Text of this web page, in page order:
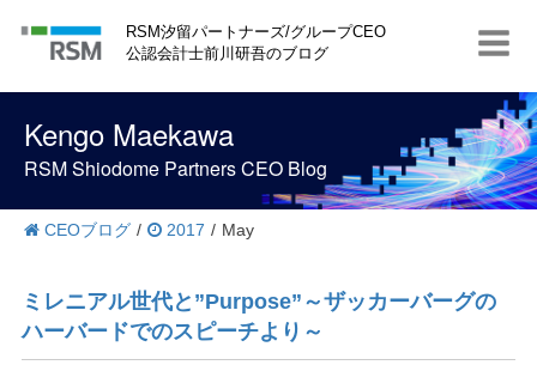
t
RSM汐留パートナーズ/グループCEO
公認会計士前川研吾のブログ
Kengo Maekawa
RSM Shiodome Partners CEO Blog
CEOブログ / 2017 / May
ミレニアル世代と”Purpose”～ザッカーバーグの
ハーバードでのスピーチより～